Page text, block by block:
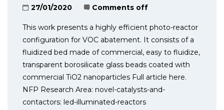
27/01/2020 Comments off
This work presents a highly efficient photo-reactor
configuration for VOC abatement. It consists of a
fluidized bed made of commercial, easy to fluidize,
transparent borosilicate glass beads coated with
commercial TiO2 nanoparticles Full article here.
NFP Research Area: novel-catalysts-and-
contactors: led-illuminated-reactors